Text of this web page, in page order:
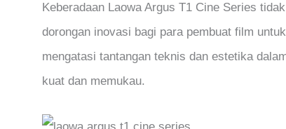
Keberadaan Laowa Argus T1 Cine Series
dorongan inovasi bagi para pembuat film
mengatasi tantangan teknis dan estetika
kuat dan memukau.